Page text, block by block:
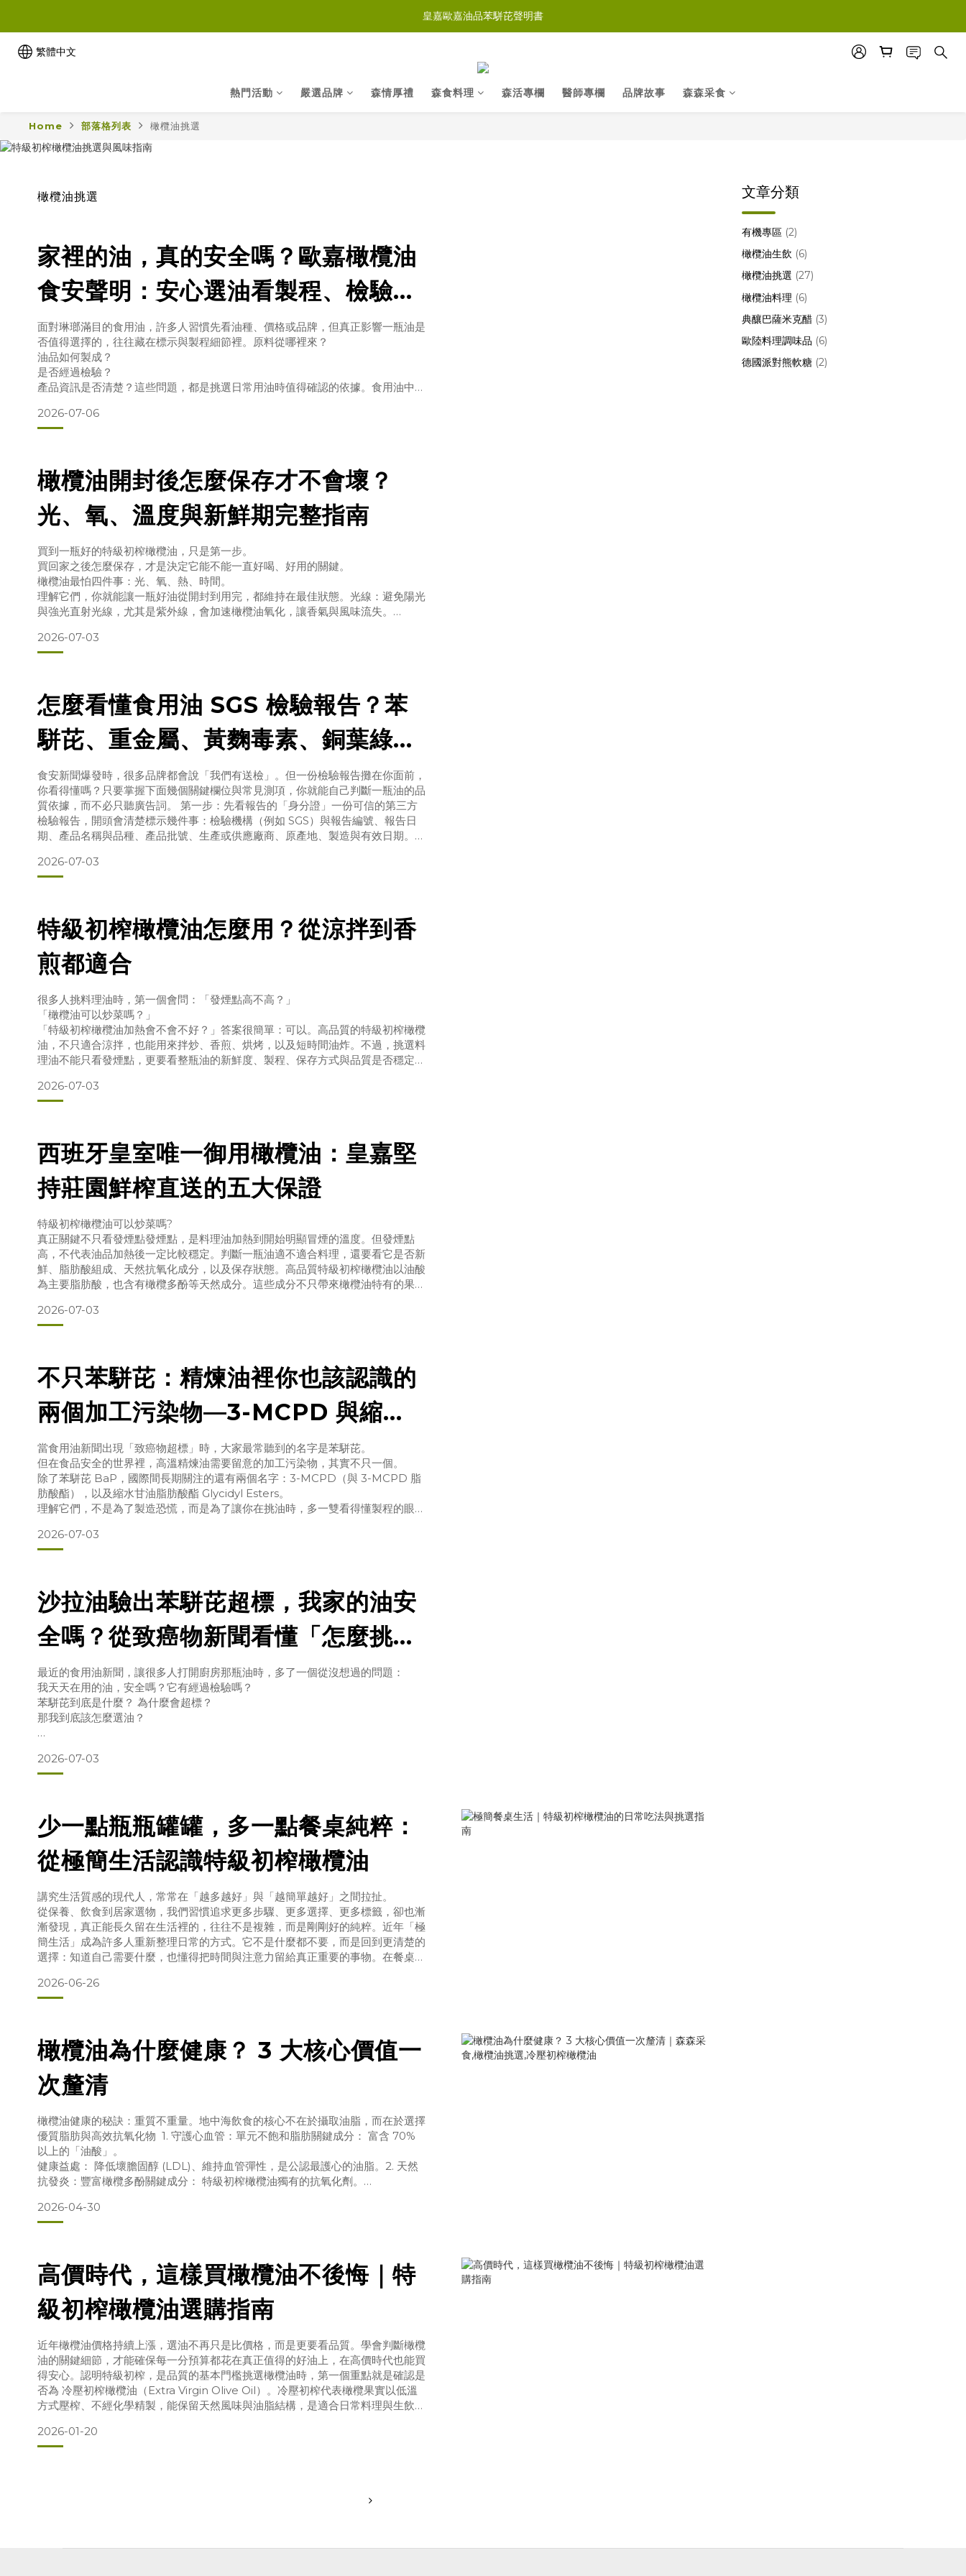
皇嘉歐嘉油品苯駢芘聲明書
繁體中文
熱門活動 嚴選品牌 森情厚禮 森食料理 森活專欄 醫師專欄 品牌故事 森森采食
Home 部落格列表 橄欖油挑選
橄欖油挑選
家裡的油，真的安全嗎？歐嘉橄欖油
食安聲明：安心選油看製程、檢驗與
來源
面對琳瑯滿目的食用油，許多人習慣先看油種、價格或品牌，但真正影響一瓶油是
否值得選擇的，往往藏在標示與製程細節裡。原料從哪裡來？
油品如何製成？
是否經過檢驗？
產品資訊是否清楚？這些問題，都是挑選日常用油時值得確認的依據。食用油中的
的成分，而是可能在燃燒、煙燻、高溫加工，或原料乾燥與製程條件控管不佳時形
成的污染物。
2026-07-06
橄欖油開封後怎麼保存才不會壞？
光、氧、溫度與新鮮期完整指南
買到一瓶好的特級初榨橄欖油，只是第一步。
買回家之後怎麼保存，才是決定它能不能一直好喝、好用的關鍵。
橄欖油最怕四件事：光、氧、熱、時間。
理解它們，你就能讓一瓶好油從開封到用完，都維持在最佳狀態。光線：避免陽光
與強光直射光線，尤其是紫外線，會加速橄欖油氧化，讓香氣與風味流失。
若是深色玻璃瓶或不透光包裝，本身就能提供較好的遮光保護。氧氣：用完記得鎖
緊瓶蓋每次開瓶，空氣就會接觸油面。氧氣接觸越多、越久，氧化越快。
2026-07-03
怎麼看懂食用油 SGS 檢驗報告？苯
駢芘、重金屬、黃麴毒素、銅葉綠素
一次讀懂
食安新聞爆發時，很多品牌都會說「我們有送檢」。但一份檢驗報告攤在你面前，
你看得懂嗎？只要掌握下面幾個關鍵欄位與常見測項，你就能自己判斷一瓶油的品
質依據，而不必只聽廣告詞。 第一步：先看報告的「身分證」一份可信的第三方
檢驗報告，開頭會清楚標示幾件事：檢驗機構（例如 SGS）與報告編號、報告日
期、產品名稱與品種、產品批號、生產或供應廠商、原產地、製造與有效日期。
你手上的產品對應，報告才有意義。
以皇嘉 Oro Bailén 為
2026-07-03
特級初榨橄欖油怎麼用？從涼拌到香
煎都適合
很多人挑料理油時，第一個會問：「發煙點高不高？」
「橄欖油可以炒菜嗎？」
「特級初榨橄欖油加熱會不會不好？」答案很簡單：可以。高品質的特級初榨橄欖
油，不只適合涼拌，也能用來拌炒、香煎、烘烤，以及短時間油炸。不過，挑選料
理油不能只看發煙點，更要看整瓶油的新鮮度、製程、保存方式與品質是否穩定。
數字可以作為料理時的參考，但發煙點高，不代表油的品質一定比較好；發煙點比
較低，也不代表完全不能拿來炒菜。判斷一瓶油適不適合日常料理，還要看
2026-07-03
西班牙皇室唯一御用橄欖油：皇嘉堅
持莊園鮮榨直送的五大保證
特級初榨橄欖油可以炒菜嗎?
真正關鍵不只看發煙點發煙點，是料理油加熱到開始明顯冒煙的溫度。但發煙點
高，不代表油品加熱後一定比較穩定。判斷一瓶油適不適合料理，還要看它是否新
鮮、脂肪酸組成、天然抗氧化成分，以及保存狀態。高品質特級初榨橄欖油以油酸
為主要脂肪酸，也含有橄欖多酚等天然成分。這些成分不只帶來橄欖油特有的果
「發煙點高不高」，還要看看這瓶油：來源是否清楚果實是否新鮮製程是否單純運
輸與保存是否到位是否有可供查驗的品質依據
2026-07-03
不只苯駢芘：精煉油裡你也該認識的
兩個加工污染物—3-MCPD 與縮水
甘油脂肪酸酯
當食用油新聞出現「致癌物超標」時，大家最常聽到的名字是苯駢芘。
但在食品安全的世界裡，高溫精煉油需要留意的加工污染物，其實不只一個。
除了苯駢芘 BaP，國際間長期關注的還有兩個名字：3-MCPD（與 3-MCPD 脂
肪酸酯），以及縮水甘油脂肪酸酯 Glycidyl Esters。
理解它們，不是為了製造恐慌，而是為了讓你在挑油時，多一雙看得懂製程的眼
3-MCPD 是什麼？3-MCPD 是「單氯丙二醇」的簡稱，屬於油脂與食品在加工
過程中可能形成的污染物之一。它常與高溫、含氯環境及油脂精煉條
2026-07-03
沙拉油驗出苯駢芘超標，我家的油安
全嗎？從致癌物新聞看懂「怎麼挑一
瓶安心的油」
最近的食用油新聞，讓很多人打開廚房那瓶油時，多了一個從沒想過的問題：
我天天在用的油，安全嗎？它有經過檢驗嗎？
苯駢芘到底是什麼？ 為什麼會超標？
那我到底該怎麼選油？
一瓶值得放進廚房的油，應該經得起這三個問題的檢查。苯駢芘 BaP 是什麼？為
什麼大家在關心？苯駢芘（Benzo[a]pyrene，簡稱 BaP）是「多環芳香族碳氫
2026-07-03
少一點瓶瓶罐罐，多一點餐桌純粹：
從極簡生活認識特級初榨橄欖油
講究生活質感的現代人，常常在「越多越好」與「越簡單越好」之間拉扯。
從保養、飲食到居家選物，我們習慣追求更多步驟、更多選擇、更多標籤，卻也漸
漸發現，真正能長久留在生活裡的，往往不是複雜，而是剛剛好的純粹。近年「極
簡生活」成為許多人重新整理日常的方式。它不是什麼都不要，而是回到更清楚的
選擇：知道自己需要什麼，也懂得把時間與注意力留給真正重要的事物。在餐桌
調味，就能為麵包、沙拉、蔬菜、湯品與日常料理增添果香、苦韻與辛香層次。它
不
2026-06-26
橄欖油為什麼健康？ 3 大核心價值一
次釐清
橄欖油健康的秘訣：重質不重量。地中海飲食的核心不在於攝取油脂，而在於選擇
優質脂肪與高效抗氧化物 1. 守護心血管：單元不飽和脂肪關鍵成分： 富含 70%
以上的「油酸」。
健康益處： 降低壞膽固醇 (LDL)、維持血管彈性，是公認最護心的油脂。2. 天然
抗發炎：豐富橄欖多酚關鍵成分： 特級初榨橄欖油獨有的抗氧化劑。
辨識小撇步： 喉嚨感受微苦、微辣，正是高品質多酚的象徵。3. 耐熱穩定：煎炒
烹飪更安全打破迷思： 特級初榨橄欖油發煙點約 190
2026-04-30
高價時代，這樣買橄欖油不後悔｜特
級初榨橄欖油選購指南
近年橄欖油價格持續上漲，選油不再只是比價格，而是更要看品質。學會判斷橄欖
油的關鍵細節，才能確保每一分預算都花在真正值得的好油上，在高價時代也能買
得安心。認明特級初榨，是品質的基本門檻挑選橄欖油時，第一個重點就是確認是
否為 冷壓初榨橄欖油（Extra Virgin Olive Oil）。冷壓初榨代表橄欖果實以低溫
方式壓榨、不經化學精製，能保留天然風味與油脂結構，是適合日常料理與生飲橄
已經決定。高品質橄欖油多選用 當季新鮮採收的
2026-01-20
文章分類
有機專區 (2)
橄欖油生飲 (6)
橄欖油挑選 (27)
橄欖油料理 (6)
典釀巴薩米克醋 (3)
歐陸料理調味品 (6)
德國派對熊軟糖 (2)